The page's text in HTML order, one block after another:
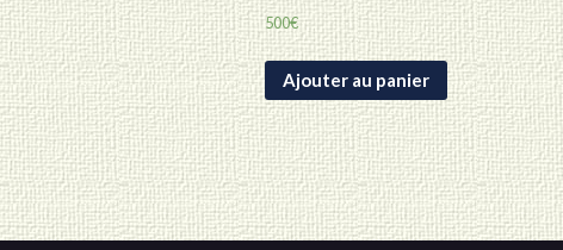
500€
Ajouter au panier